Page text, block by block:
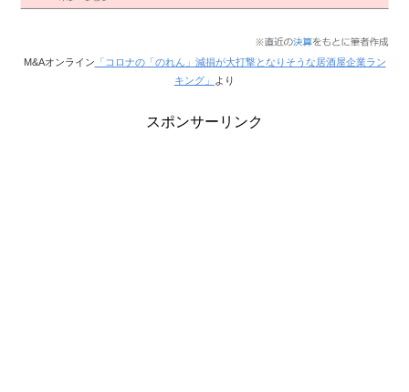
M&Aオンライン 「コロナの「のれん」減損が大打撃となりそうな居酒屋企業ラン
キング」
より
スポンサーリンク